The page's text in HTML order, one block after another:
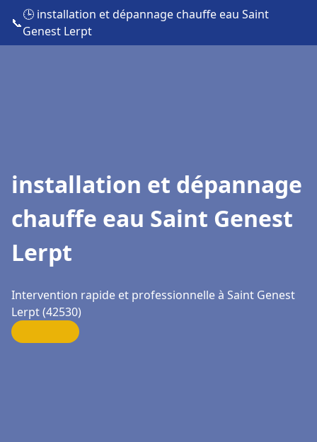
📞
🕒 installation et dépannage chauffe eau Saint
Genest Lerpt
installation et dépannage
chauffe eau Saint Genest
Lerpt
Intervention rapide et professionnelle à Saint Genest
Lerpt (42530)